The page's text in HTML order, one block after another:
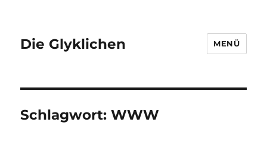
Die Glyklichen MENÜ
Schlagwort:WWW